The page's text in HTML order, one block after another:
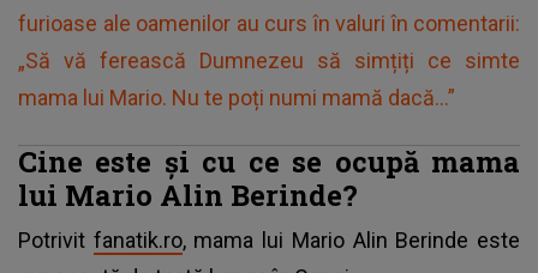
furioase ale oamenilor au curs în valuri în comentarii:
„Să vă ferească Dumnezeu să simțiți ce simte
mama lui Mario. Nu te poți numi mamă dacă...”
Cine este și cu ce se ocupă mama
lui Mario Alin Berinde?
Potrivit fanatik.ro, mama lui Mario Alin Berinde este